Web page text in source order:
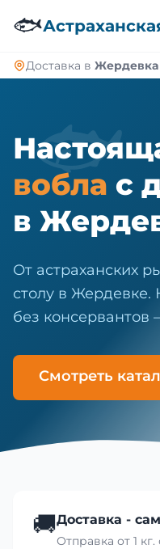
🐟
Доставка в Жердевка
🐟
вобла с
в
От астраханских
столу в Жердевке.
без консервантов
Смотреть
🚚Доставка -
Отправка от 1